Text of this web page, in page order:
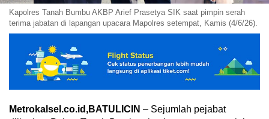
Kapolres Tanah Bumbu AKBP Arief Prasetya SIK saat pimpin serah
terima jabatan di lapangan upacara Mapolres setempat, Kamis (4/6/26).
Metrokalsel.co.id,BATULICIN – Sejumlah pejabat